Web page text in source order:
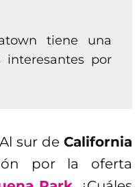
tiene una
por
Al sur deCalifornia
por la oferta